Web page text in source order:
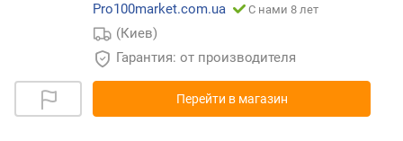
Pro100market.com.ua
С нами 8 лет
(Киев)
Гарантия: от производителя
Перейти в магазин